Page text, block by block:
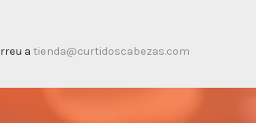
a tienda@curtidoscabezas.com